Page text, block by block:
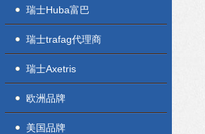
瑞士Huba富巴
瑞士trafag代理商
瑞士Axetris
欧洲品牌
美国品牌